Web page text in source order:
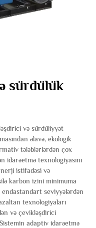
sürdülük
və sürdüliyyət
əlavə, ekologik
tələblərlərdən çox
idarəetmə texnologiyasını
istifadəsi və
karbon izini minimuma
seviyyələrdən
texnologiyaları
və çevikləşdirici
adaptiv idarəetmə